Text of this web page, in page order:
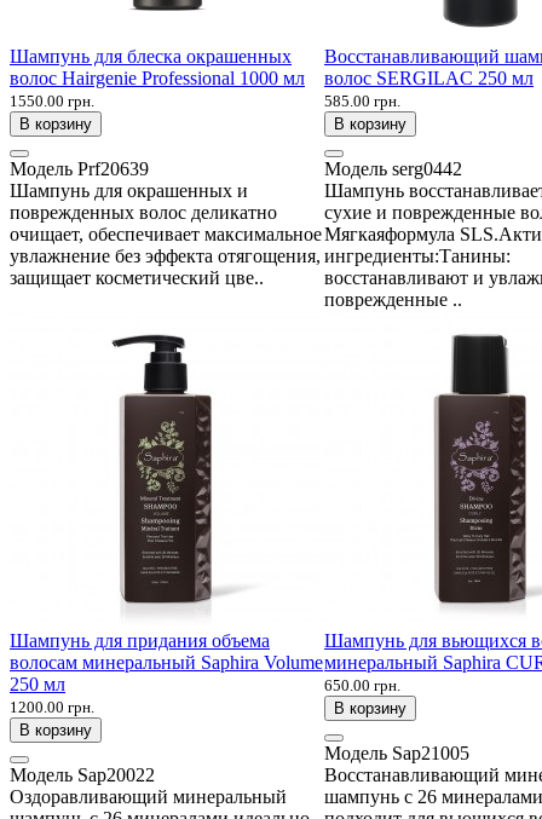
Шампунь для блеска окрашенных
волос Hairgenie Professional 1000 мл
1550.00 грн.
В корзину
Модель Prf20639
Шампунь для окрашенных и
поврежденных волос деликатно
очищает, обеспечивает максимальное
увлажнение без эффекта отягощения,
защищает косметический цве..
Восстанавливающий
волос SERGILAC 250 мл
585.00 грн.
В корзину
Модель serg0442
Шампунь
сухие и поврежденные
Мягкаяформула
ингредиенты:Танины:
восстанавливают и
поврежденные ..
Шампунь для придания объема
волосам минеральный Saphira Volume
250 мл
1200.00 грн.
В корзину
Модель Sap20022
Оздоравливающий минеральный
Шампунь для вьющихся
минеральный Saphira
650.00 грн.
В корзину
Модель Sap21005
Восстанавливающий
шампунь с 26